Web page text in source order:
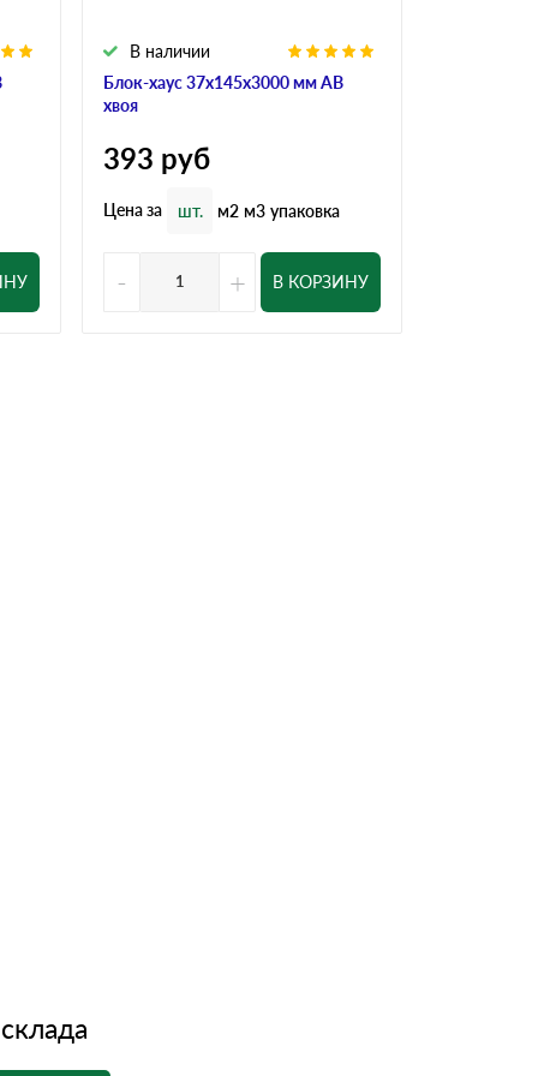
Блок-хаус 37x145x3000 мм АВ
хвоя
В наличии
393 руб
Цена за шт. м2 м3 упаковка
- + В КОРЗИНУ